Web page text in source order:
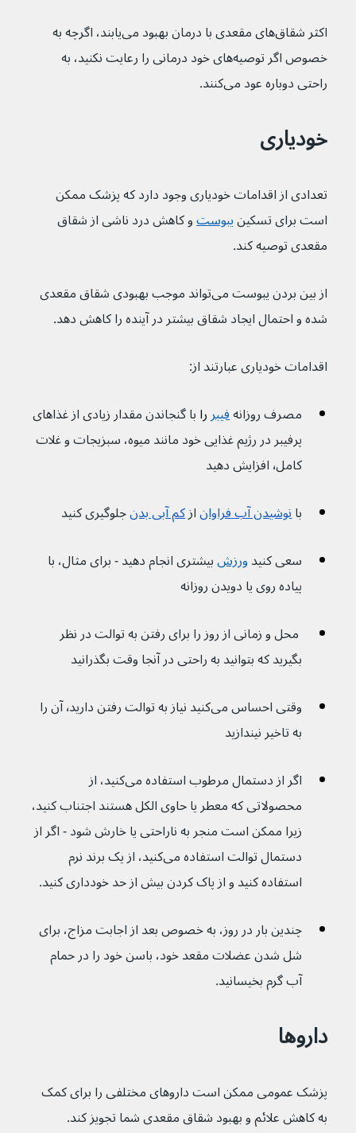
اکثر شقاق‌های مقعدی با درمان بهبود می‌یابند، اگرچه به
خصوص اگر توصیه‌های خود درمانی را رعایت نکنید، به
راحتی دوباره عود می‌کنند.
خودیاری
تعدادی از اقدامات خودیاری وجود دارد که پزشک ممکن
است برای تسکین یبوستو کاهش درد ناشی از شقاق
مقعدی توصیه کند.
از بین بردن یبوست می‌تواند موجب بهبودی شقاق مقعدی
شده و احتمال ایجاد شقاق بیشتر در آینده را کاهش دهد.
اقدامات خودیاری عبارتند از:
مصرف روزانه فیبر را با گنجاندن مقدار زیادی از غذاهای
پرفیبر در رژیم غذایی خود مانند میوه، سبزیجات و غلات
کامل٬ افزایش دهید
با نوشیدن آب فراوان از کم آبی بدن جلوگیری کنید
سعی کنید ورزش بیشتری انجام دهید - برای مثال، با
پیاده روی یا دویدن روزانه
محل و زمانی از روز را برای رفتن به توالت در نظر
بگیرید که بتوانید به راحتی در آنجا وقت بگذرانید
وقتی احساس می‌کنید نیاز به توالت رفتن دارید٬ آن را
به تاخیر نیندازید
اگر از دستمال مرطوب استفاده می‌کنید، از
محصولاتی که معطر یا حاوی الکل هستند اجتناب کنید،
زیرا ممکن است منجر به ناراحتی یا خارش شود - اگر از
دستمال توالت استفاده می‌کنید، از یک برند نرم
استفاده کنید و از پاک کردن بیش از حد خودداری کنید.
چندین بار در روز، به خصوص بعد از اجابت مزاج، برای
شل شدن عضلات مقعد خود، باسن خود را در حمام
آب گرم بخیسانید.
داروها
پزشک عمومی ممکن است داروهای مختلفی را برای کمک
به کاهش علائم و بهبود شقاق مقعدی شما تجویز کند.